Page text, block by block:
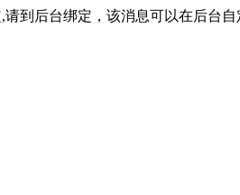
请到后台绑定，该消息可以在后台自